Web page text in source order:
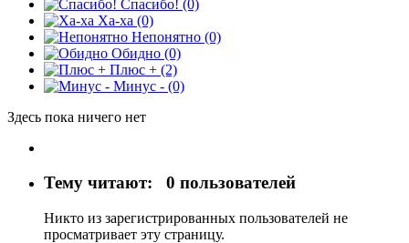
Спасибо! (0)
Ха-ха (0)
Непонятно (0)
Обидно (0)
Плюс + (2)
Минус - (0)
Здесь пока ничего нет
Тему читают: 0 пользователей
Никто из зарегистрированных пользователей не
просматривает эту страницу.